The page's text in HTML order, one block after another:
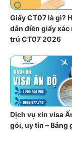
Giấy CT07 là gì?
dẫn điền giấy xác
trú CT07 2026
Dịch vụ xin visa
gói, uy tín – Bảng